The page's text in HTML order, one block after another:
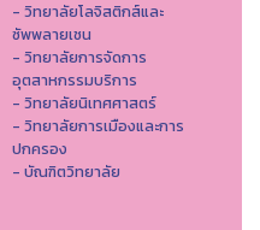
- วิทยาลัยโลจิสติกส์และ
ซัพพลายเชน
- วิทยาลัยการจัดการ
อุตสาหกรรมบริการ
- วิทยาลัยนิเทศศาสตร์
- วิทยาลัยการเมืองและการ
ปกครอง
- บัณฑิตวิทยาลัย